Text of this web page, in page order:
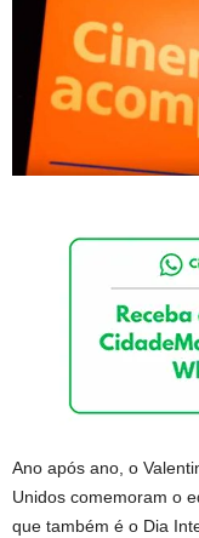
Ano após ano, o
Unidos comemoram o
que também é o Dia